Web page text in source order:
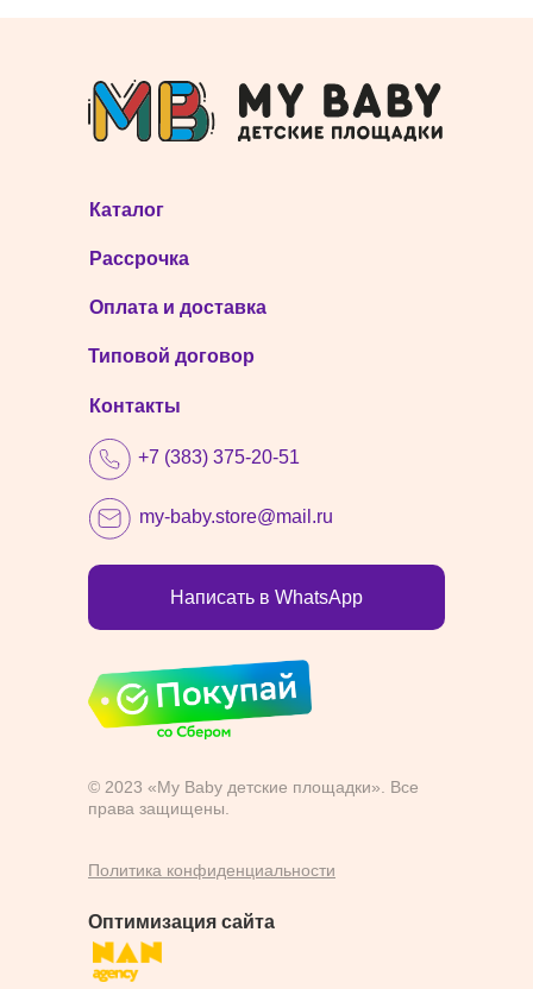
Политика конфиденциальности
© 2023 «My Baby детские площадки». Все
права защищены.
Каталог
Контакты
+7 (383) 375-20-51
my-baby.store@mail.ru
Рассрочка
Оплата и доставка
Написать в WhatsApp
Оптимизация сайта
Типовой договор